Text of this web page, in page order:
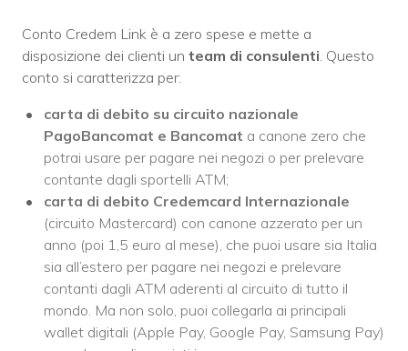
Conto Credem Link è a zero spese e mette a
disposizione dei clienti un team di consulenti. Questo
conto si caratterizza per:
carta di debito su circuito nazionale
PagoBancomat e Bancomat a canone zero che
potrai usare per pagare nei negozi o per prelevare
contante dagli sportelli ATM;
carta di debito Credemcard Internazionale
(circuito Mastercard) con canone azzerato per un
anno (poi 1,5 euro al mese), che puoi usare sia Italia
sia all’estero per pagare nei negozi e prelevare
contanti dagli ATM aderenti al circuito di tutto il
mondo. Ma non solo, puoi collegarla ai principali
wallet digitali (Apple Pay, Google Pay, Samsung Pay)